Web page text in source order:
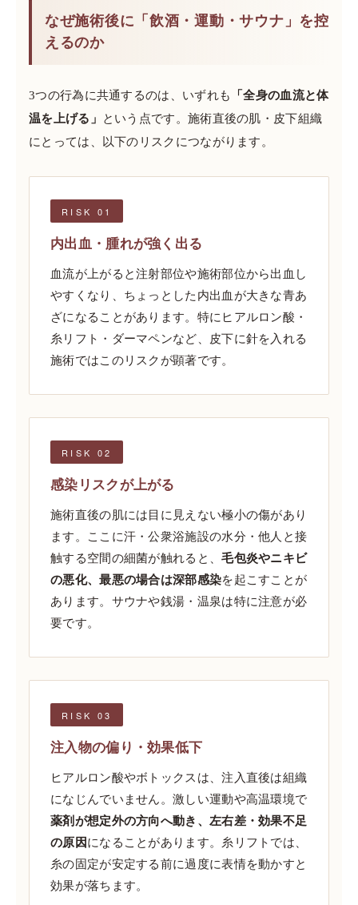
なぜ施術後に「飲酒・運動・サウナ」を控
えるのか
3つの行為に共通するのは、いずれも
「全身の血流と体
温を上げる」
という点です。施術直後の肌・皮下組織
にとっては、以下のリスクにつながります。
RISK 01
内出血・腫れが強く出る
血流が上がると注射部位や施術部位から出血し
やすくなり、ちょっとした内出血が大きな青あ
ざになることがあります。特にヒアルロン酸・
糸リフト・ダーマペンなど、皮下に針を入れる
施術ではこのリスクが顕著です。
RISK 02
感染リスクが上がる
施術直後の肌には目に見えない極小の傷があり
ます。ここに汗・公衆浴施設の水分・他人と接
触する空間の細菌が触れると、毛包炎やニキビ
の悪化、最悪の場合は深部感染を起こすことが
あります。サウナや銭湯・温泉は特に注意が必
要です。
RISK 03
注入物の偏り・効果低下
ヒアルロン酸やボトックスは、注入直後は組織
になじんでいません。激しい運動や高温環境で
薬剤が想定外の方向へ動き、左右差・効果不足
の原因になることがあります。糸リフトでは、
糸の固定が安定する前に過度に表情を動かすと
効果が落ちます。